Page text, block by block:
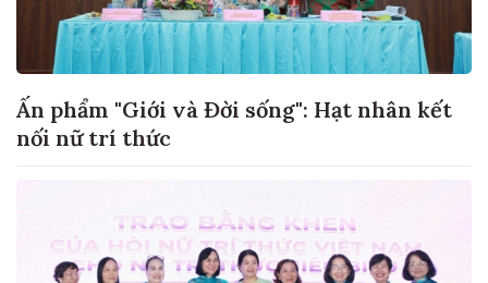
Ấn phẩm "Giới và Đời sống": Hạt nhân kết
nối nữ trí thức